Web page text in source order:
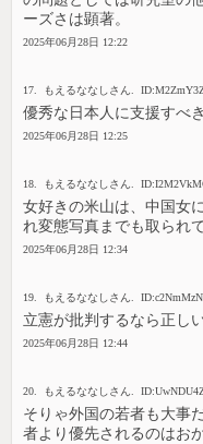
ーズさは顕著。
2025年06月28日 12:22
17. もえるななしさん.
優秀な日本人に支援すべ
2025年06月28日 12:25
18. もえるななしさん.
女好きの米山は、中国女
れ変態写真までも取られ
2025年06月28日 12:34
19. もえるななしさん.
立憲が批判するなら正し
2025年06月28日 12:44
20. もえるななしさん.
そりゃ外国の若者も大事
者より優先されるのはお